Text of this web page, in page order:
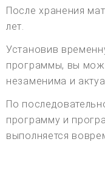
После хранения
лет.
Установив
программы, вы
незаменима и
По
программу и
выполняется